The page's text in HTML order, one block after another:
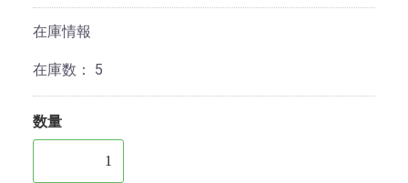
在庫情報
在庫数： 5
数量